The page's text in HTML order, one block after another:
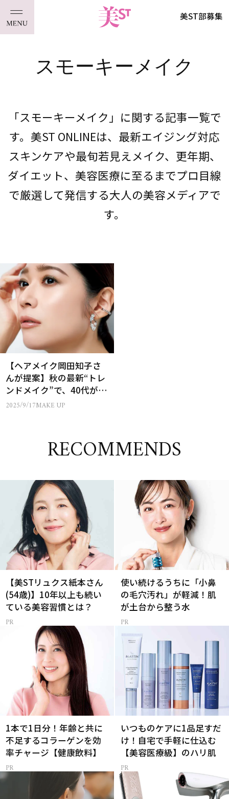
美ST部募集
スモーキーメイク
「スモーキーメイク」に関する記事一覧で
す。美ST ONLINEは、最新エイジング対応
スキンケアや最旬若見えメイク、更年期、
ダイエット、美容医療に至るまでプロ目線
で厳選して発信する大人の美容メディアで
す。
【ヘアメイク岡田知子さ
んが提案】秋の最新“トレ
ンドメイク”で、40代が見
違える！
2025/9/17MAKE UP
RECOMMENDS
【美STリュクス紙本さん
(54歳)】10年以上も続い
ている美容習慣とは？
使い続けるうちに「小鼻
の毛穴汚れ」が軽減！肌
が土台から整う水
1本で1日分！年齢と共に
不足するコラーゲンを効
率チャージ【健康飲料】
いつものケアに1品足すだ
け！自宅で手軽に仕込む
【美容医療級】のハリ肌